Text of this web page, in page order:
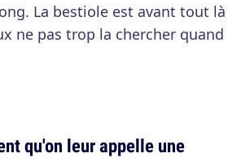
La bestiole est avant tout là
ne pas trop la chercher quand
qu'on leur appelle une